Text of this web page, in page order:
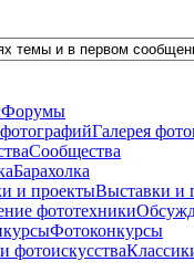
Форумы
Галерея
Сообщества
Барахолка
Выставки и
Фотоконкурсы